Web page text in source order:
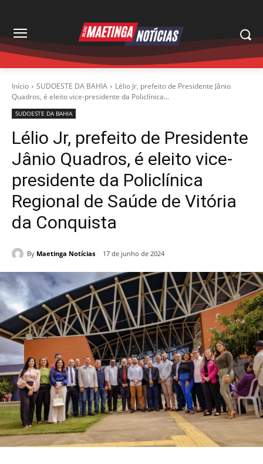
Início SUDOESTE DA BAHIA
Lélio Jr, prefeito de Presidente Jânio
Quadros, é eleito vice-presidente da Policlínica...
SUDOESTE DA BAHIA
Lélio Jr, prefeito de Presidente
Jânio Quadros, é eleito vice-
presidente da Policlínica
Regional de Saúde de Vitória
da Conquista
By Maetinga Notícias 17 de junho de 2024